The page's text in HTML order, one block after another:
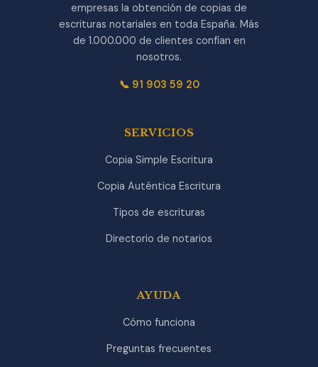
empresas la obtención de copias de
escrituras notariales en toda España. Más
de 1.000.000 de clientes confían en
nosotros.
📞 91 903 59 20
SERVICIOS
Copia Simple Escritura
Copia Auténtica Escritura
Tipos de escrituras
Directorio de notarios
AYUDA
Cómo funciona
Preguntas frecuentes